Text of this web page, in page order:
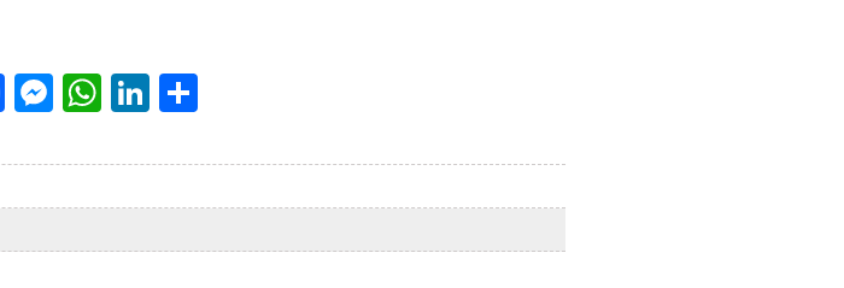
Facebook
Messenger
WhatsApp
LinkedIn